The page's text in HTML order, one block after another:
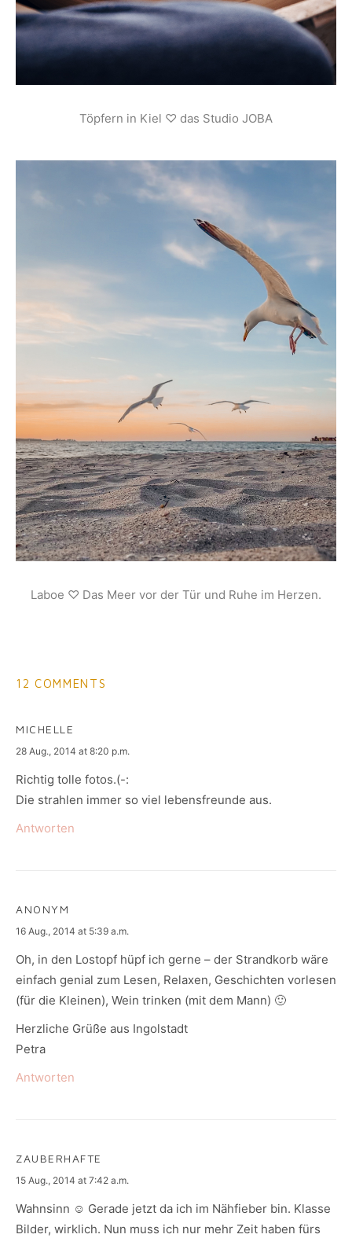
Töpfern in Kiel ♡ das Studio JOBA
Laboe ♡ Das Meer vor der Tür und Ruhe im Herzen.
12 COMMENTS
MICHELLE
says:
28 Aug., 2014 at 8:20 p.m.
Richtig tolle fotos.(-:
Die strahlen immer so viel lebensfreunde aus.
Antworten
ANONYM
says:
16 Aug., 2014 at 5:39 a.m.
Oh, in den Lostopf hüpf ich gerne – der Strandkorb wäre
einfach genial zum Lesen, Relaxen, Geschichten vorlesen
(für die Kleinen), Wein trinken (mit dem Mann) 🙂
Herzliche Grüße aus Ingolstadt
Petra
Antworten
ZAUBERHAFTE
says:
15 Aug., 2014 at 7:42 a.m.
Wahnsinn ☺ Gerade jetzt da ich im Nähfieber bin. Klasse
Bilder, wirklich. Nun muss ich nur mehr Zeit haben fürs